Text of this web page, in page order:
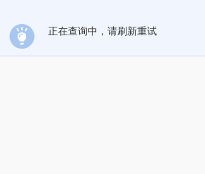
正在查询中，请刷新重试